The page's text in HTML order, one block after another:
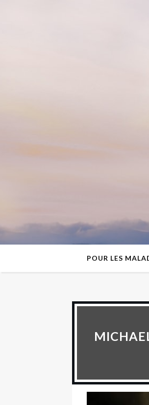
POUR LES